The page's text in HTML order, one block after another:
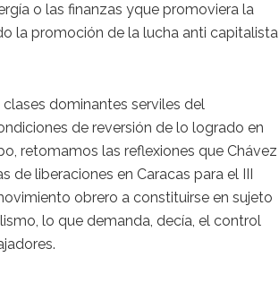
o las finanzas yque promoviera la
la promoción de la lucha anti capitalista
dominantes serviles del
de reversión de lo logrado en
retomamos las reflexiones que Chávez
de liberaciones en Caracas para el III
obrero a constituirse en sujeto
lo que demanda, decía, el control